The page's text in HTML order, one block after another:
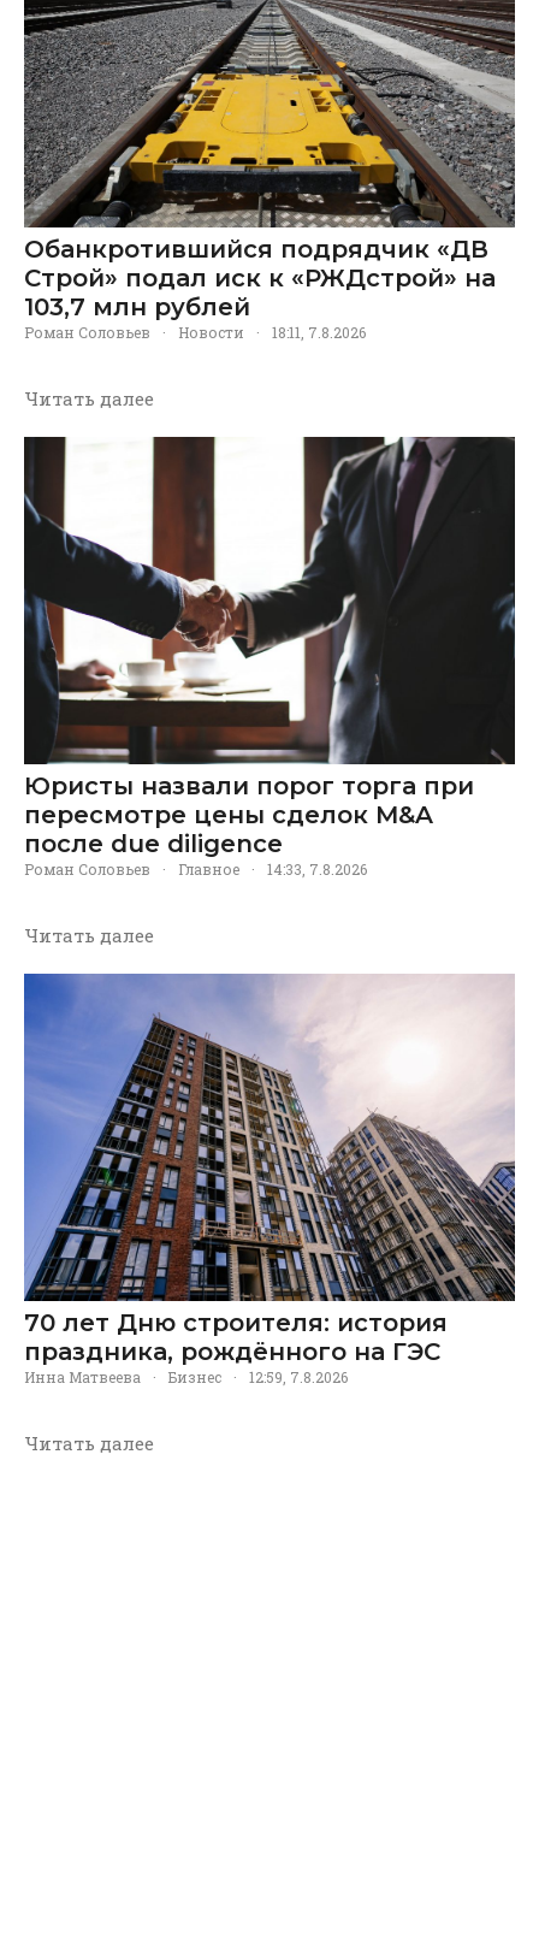
Обанкротившийся подрядчик «ДВ
Строй» подал иск к «РЖДстрой» на
103,7 млн рублей
Роман Соловьев · Новости · 18:11, 7.8.2026
Читать далее
Юристы назвали порог торга при
пересмотре цены сделок M&A
после due diligence
Роман Соловьев · Главное · 14:33, 7.8.2026
Читать далее
70 лет Дню строителя: история
праздника, рождённого на ГЭС
Инна Матвеева · Бизнес · 12:59, 7.8.2026
Читать далее